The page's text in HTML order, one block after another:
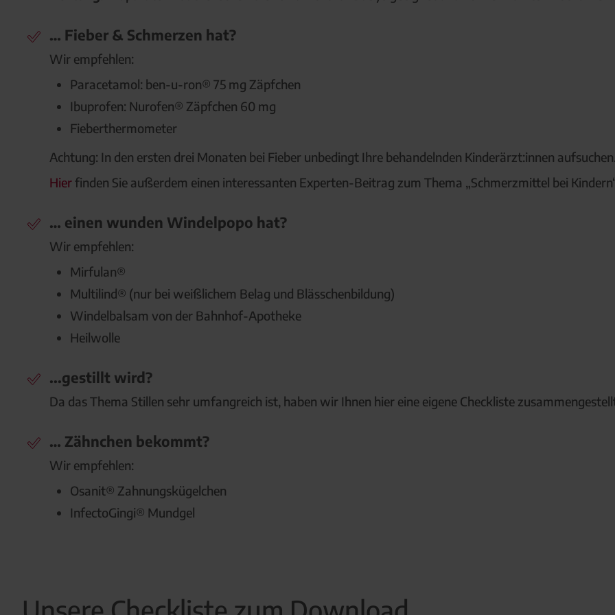
… Fieber & Schmerzen hat?
Wir empfehlen:
Paracetamol: ben-u-ron® 75 mg Zäpfchen
Ibuprofen: Nurofen® Zäpfchen 60 mg
Fieberthermometer
Achtung: In den ersten drei Monaten bei Fieber unbedingt Ihre behandelnden Kinderärzt:innen
Hierfinden Sie außerdem einen interessanten Experten-Beitrag zum Thema „Schmerzmittel bei
… einen wunden Windelpopo hat?
Wir empfehlen:
Mirfulan®
Multilind® (nur bei weißlichem Belag und Blässchenbildung)
Windelbalsam von der Bahnhof-Apotheke
Heilwolle
...gestillt wird?
Da das Thema Stillen sehr umfangreich ist, haben wir Ihnen hier eine eigene Checkliste
… Zähnchen bekommt?
Wir empfehlen:
Osanit® Zahnungskügelchen
InfectoGingi® Mundgel